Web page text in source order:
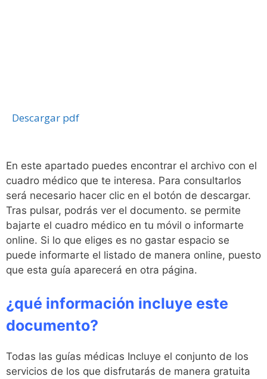
Descargar pdf
En este apartado puedes encontrar el archivo con el
cuadro médico que te interesa. Para consultarlos
será necesario hacer clic en el botón de descargar.
Tras pulsar, podrás ver el documento. se permite
bajarte el cuadro médico en tu móvil o informarte
online. Si lo que eliges es no gastar espacio se
puede informarte el listado de manera online, puesto
que esta guía aparecerá en otra página.
¿qué información incluye este
documento?
Todas las guías médicas Incluye el conjunto de los
servicios de los que disfrutarás de manera gratuita